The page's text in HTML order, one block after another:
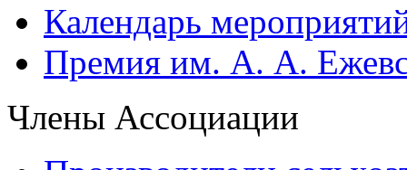
Календарь
Премия им. А. А.
Члены Ассоциации